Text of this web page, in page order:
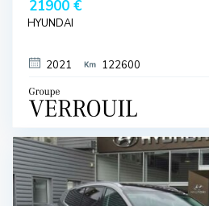
21900 €
HYUNDAI
2021 122600